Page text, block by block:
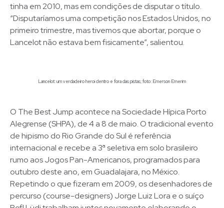
tinha em 2010, mas em condições de disputar o título.
“Disputaríamos uma competição nos Estados Unidos, no
primeiro trimestre, mas tivemos que abortar, porque o
Lancelot não estava bem fisicamente”, salientou.
Lancelot: um verdadeiro heroi dentro e fora das pistas; foto: Emerson Emerim
O The Best Jump acontece na Sociedade Hípica Porto
Alegrense (SHPA), de 4 a 8 de maio. O tradicional evento
de hipismo do Rio Grande do Sul é referência
internacional e recebe a 3ª seletiva em solo brasileiro
rumo aos Jogos Pan-Americanos, programados para
outubro deste ano, em Guadalajara, no México.
Repetindo o que fizeram em 2009, os desenhadores de
percurso (course-designers) Jorge Luiz Lora e o suíço